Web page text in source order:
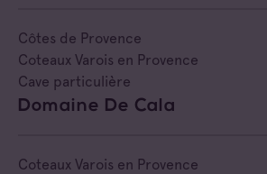
Côtes de Provence
Coteaux Varois en Provence
Cave particulière
Domaine De Cala
Coteaux Varois en Provence